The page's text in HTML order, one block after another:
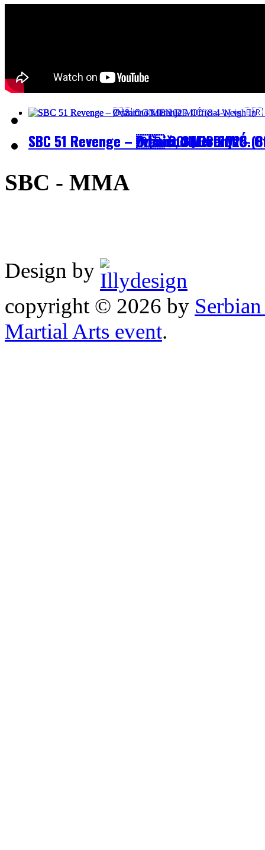
SBC 51 Revenge – Zvanično Merenje –
SBC 51 Revenge – Odžaci, 31.08.2025.
SBC 51 Revenge – 🇷🇸 OGNJEN DIMIĆ
SBC - MMA
Design by
copyright © 2026 by
Martial Arts event.